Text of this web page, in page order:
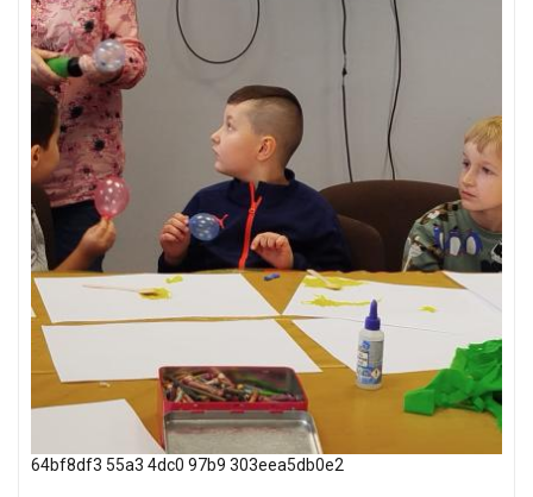
64bf8df3 55a3 4dc0 97b9 303eea5db0e2